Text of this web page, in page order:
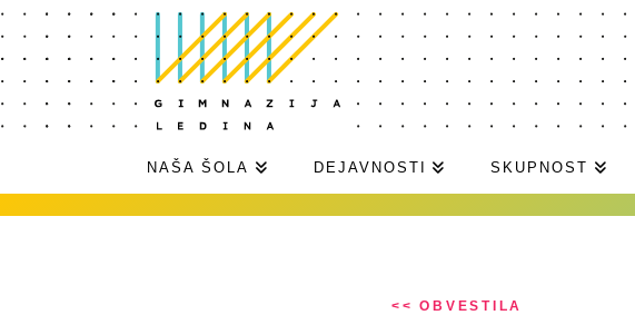
NAŠA ŠOLA DEJAVNOSTI SKUPNOST
<< OBVESTILA